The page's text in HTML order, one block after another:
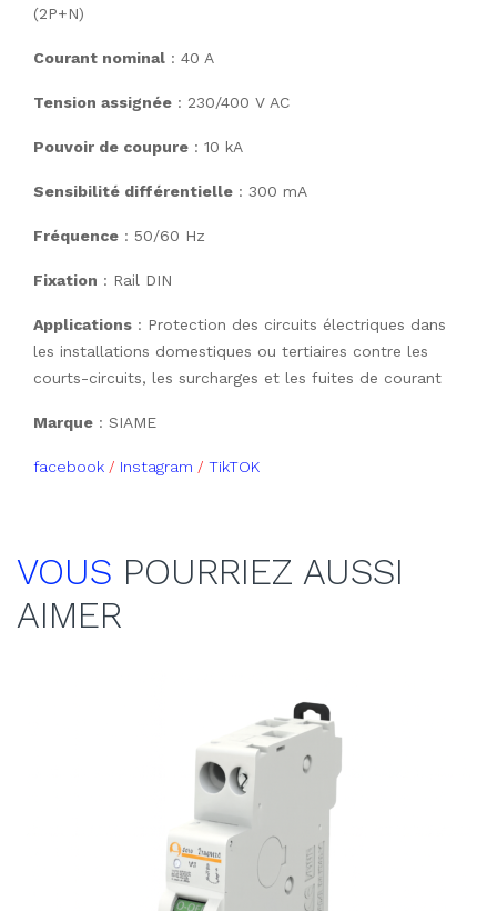
(2P+N)
Courant nominal : 40 A
Tension assignée : 230/400 V AC
Pouvoir de coupure : 10 kA
Sensibilité différentielle : 300 mA
Fréquence : 50/60 Hz
Fixation : Rail DIN
Applications : Protection des circuits électriques dans
les installations domestiques ou tertiaires contre les
courts-circuits, les surcharges et les fuites de courant
Marque : SIAME
facebook / Instagram / TikTOK
VOUS POURRIEZ AUSSI
AIMER